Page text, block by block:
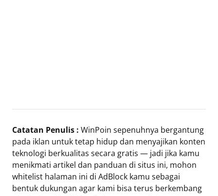
Catatan Penulis : WinPoin sepenuhnya bergantung
pada iklan untuk tetap hidup dan menyajikan konten
teknologi berkualitas secara gratis — jadi jika kamu
menikmati artikel dan panduan di situs ini, mohon
whitelist halaman ini di AdBlock kamu sebagai
bentuk dukungan agar kami bisa terus berkembang